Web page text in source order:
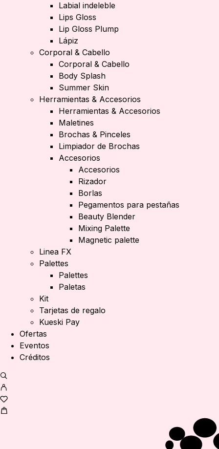
Labial indeleble
Lips Gloss
Lip Gloss Plump
Lápiz
Corporal & Cabello
Corporal & Cabello
Body Splash
Summer Skin
Herramientas & Accesorios
Herramientas & Accesorios
Maletines
Brochas & Pinceles
Limpiador de Brochas
Accesorios
Accesorios
Rizador
Borlas
Pegamentos para pestañas
Beauty Blender
Mixing Palette
Magnetic palette
Linea FX
Palettes
Palettes
Paletas
Kit
Tarjetas de regalo
Kueski Pay
Ofertas
Eventos
Créditos